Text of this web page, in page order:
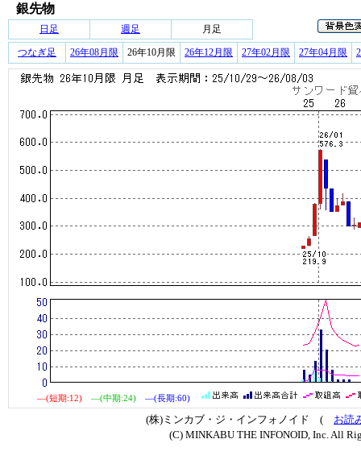
銀先物
日足 週足 月足
つなぎ足 26年08月限 26年10月限 26年12月限 27年02月限 27年04月限
―(短期:12) ―(中期:24) ―(長期:60)
(株)ミンカブ・ジ・インフォノイド ( お読
(C) MINKABU THE INFONOID, Inc. All